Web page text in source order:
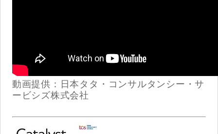
動画提供：日本タタ・コンサルタンシー・サ
ービシズ株式会社